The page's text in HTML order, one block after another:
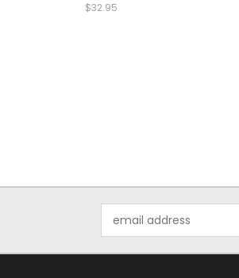
$32.95
Address